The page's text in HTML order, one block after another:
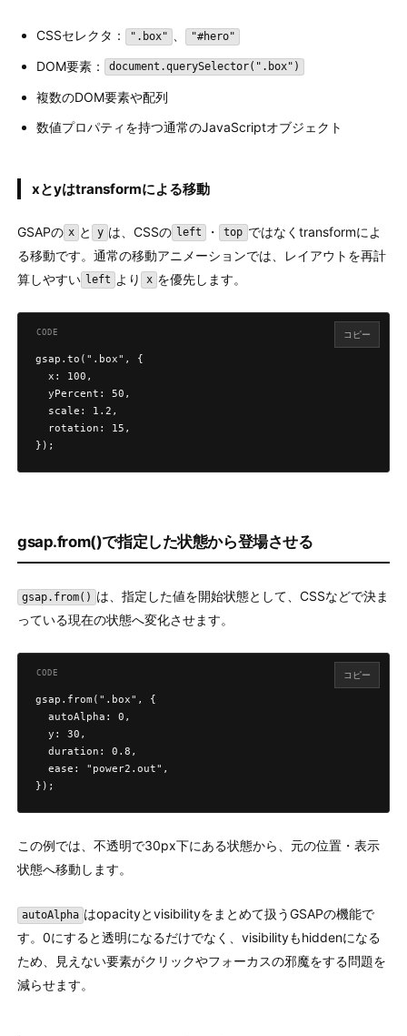
CSSセレクタ： ".box" "#hero"
DOM要素： document.querySelector(".box")
複数のDOM要素や配列
数値プロパティを持つ通常のJavaScriptオブジェクト
xとyはtransformによる移動
GSAPの x と y は、CSSの left ・ top ではなくtransformによ
る移動です。通常の移動アニメーションでは、レイアウトを再計
算しやすい left より x を優先します。
gsap.to(".box", {
  x: 100,
  yPercent: 50,
  scale: 1.2,
  rotation: 15,
});
コピー
gsap.from()で指定した状態から登場させる
gsap.from() は、指定した値を開始状態として、CSSなどで決ま
っている現在の状態へ変化させます。
gsap.from(".box", {
  autoAlpha: 0,
  y: 30,
  duration: 0.8,
  ease: "power2.out",
});
コピー
この例では、不透明で30px下にある状態から、元の位置・表示
状態へ移動します。
autoAlpha はopacityとvisibilityをまとめて扱うGSAPの機能で
す。0にすると透明になるだけでなく、visibilityもhiddenになる
ため、見えない要素がクリックやフォーカスの邪魔をする問題を
減らせます。